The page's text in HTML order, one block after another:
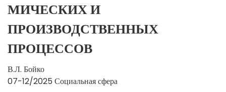
МИЧЕСКИХ И
ПРОИЗВОДСТВЕННЫХ
ПРОЦЕССОВ
В.Л. Бойко
07-12/2025 Социальная сфера